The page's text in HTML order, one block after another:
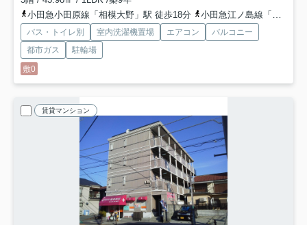
小田急小田原線「相模大野」駅 徒歩18分
小田急江ノ島線「東林間」駅 徒歩10分
バス・トイレ別 室内洗濯機置場 エアコン
バルコニー
都市ガス
駐輪場
敷0
賃貸マンション